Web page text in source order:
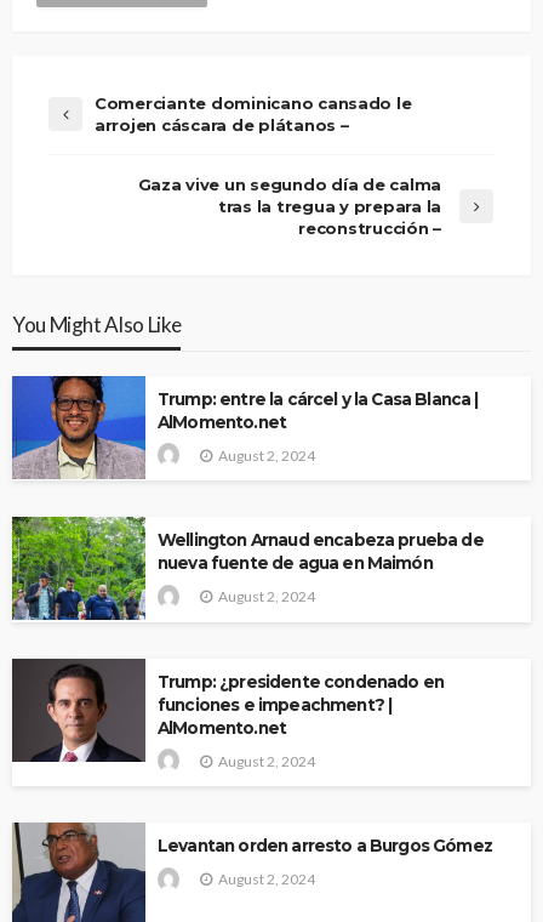
Comerciante dominicano cansado le
arrojen cáscara de plátanos –
Gaza vive un segundo día de calma
tras la tregua y prepara la
reconstrucción –
You Might Also Like
Trump: entre la cárcel y la Casa Blanca |
AlMomento.net
August 2, 2024
Wellington Arnaud encabeza prueba de
nueva fuente de agua en Maimón
August 2, 2024
Trump: ¿presidente condenado en
funciones e impeachment? |
AlMomento.net
August 2, 2024
Levantan orden arresto a Burgos Gómez
August 2, 2024